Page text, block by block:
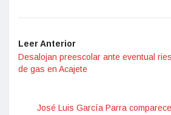
Leer Anterior
Desalojan preescolar ante eventual
de gas en Acajete
José Luis García Parra